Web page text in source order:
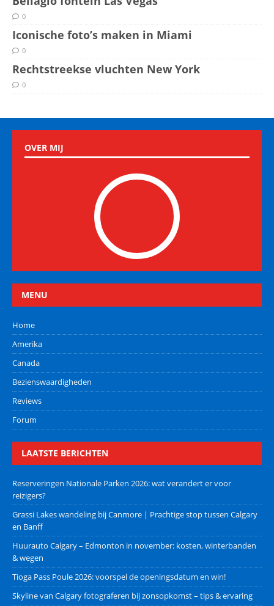
0
Iconische foto’s maken in Miami
0
Rechtstreekse vluchten New York
0
OVER MIJ
MENU
Home
Amerika
Canada
Bezienswaardigheden
Reviews
Forum
LAATSTE BERICHTEN
Reserveringen Nationale Parken 2026: wat verandert er voor
reizigers?
Grassi Lakes wandeling bij Canmore | Prachtige stop tussen Calgary
en Banff
Huurauto Calgary – Edmonton in november: kosten, winterbanden
& wegen
Tioga Pass Poule 2026: voorspel de openingsdatum en win!
Skyline van Calgary fotograferen bij zonsopkomst – tips & ervaring